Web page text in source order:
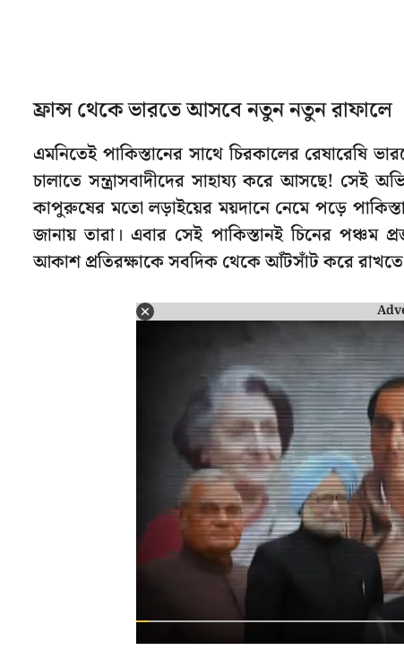
ফ্রান্স থেকে ভারতে আসবে নতুন নতুন রাফালে
এমনিতেই পাকিস্তানের সাথে চিরকালের রেষারেষি
চালাতে সন্ত্রাসবাদীদের সাহায্য করে আসছে! সেই
কাপুরুষের মতো লড়াইয়ের ময়দানে নেমে পড়ে
জানায় তারা। এবার সেই পাকিস্তানই চিনের পঞ্চম
আকাশ প্রতিরক্ষাকে সবদিক থেকে আঁটসাঁট করে রাখতে